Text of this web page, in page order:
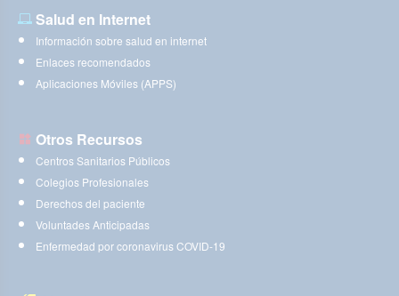
Salud en Internet
Información sobre salud en internet
Enlaces recomendados
Aplicaciones Móviles (APPS)
Otros Recursos
Centros Sanitarios Públicos
Colegios Profesionales
Derechos del paciente
Voluntades Anticipadas
Enfermedad por coronavirus COVID-19